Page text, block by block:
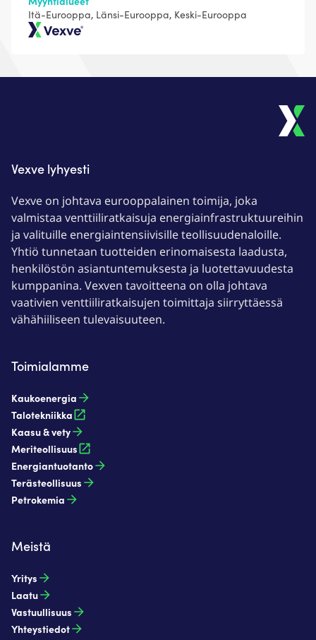
Itä-Eurooppa, Länsi-Eurooppa, Keski-Eurooppa
Vexve lyhyesti
Vexve on johtava eurooppalainen toimija, joka
valmistaa venttiiliratkaisuja energiainfrastruktuureihin
ja valituille energiaintensiivisille teollisuudenaloille.
Yhtiö tunnetaan tuotteiden erinomaisesta laadusta,
henkilöstön asiantuntemuksesta ja luotettavuudesta
kumppanina. Vexven tavoitteena on olla johtava
vaativien venttiiliratkaisujen toimittaja siirryttäessä
vähähiiliseen tulevaisuuteen.
Toimialamme
Kaukoenergia​
Talotekniikka
Kaasu & vety​
Meriteollisuus
Energiantuotanto​
Terästeollisuus​
Petrokemia​
Meistä
Yritys
Laatu
Vastuullisuus
Yhteystiedot